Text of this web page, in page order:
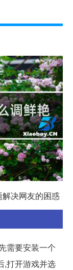
解决网友的困惑
需要安装一个
,打开游戏并选